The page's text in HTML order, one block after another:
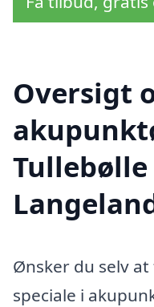
Oversigt
Ønsker du selv
speciale i